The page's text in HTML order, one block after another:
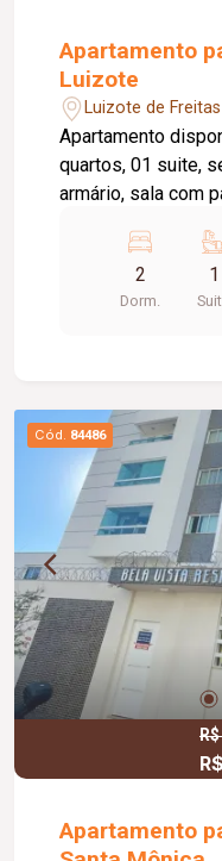
Apartamento
Luizote
Luizote de
Apartamento
quartos, 01 suite,
armário, sala com
banheiro da suíte
elevador privativo,
24 horas, piscina,
2
Dorm.
1
Cód. 84486
Apartamento